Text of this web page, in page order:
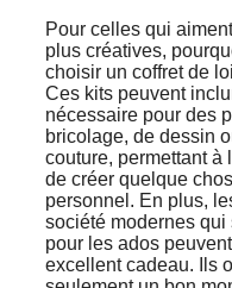
Pour celles qui
plus créatives,
choisir un coffret de
Ces kits peuvent
nécessaire pour des
bricolage, de dessin
couture, permettant à
de créer quelque
personnel. En plus,
société modernes qui
pour les ados
excellent cadeau. Ils